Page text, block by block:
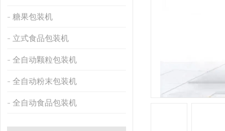
糖果包装机
立式食品包装机
全自动颗粒包装机
全自动粉末包装机
全自动食品包装机